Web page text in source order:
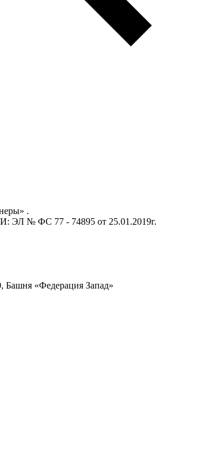
.
ЭЛ № ФС 77 - 74895 от 25.01.2019г.
Башня «Федерация Запад»